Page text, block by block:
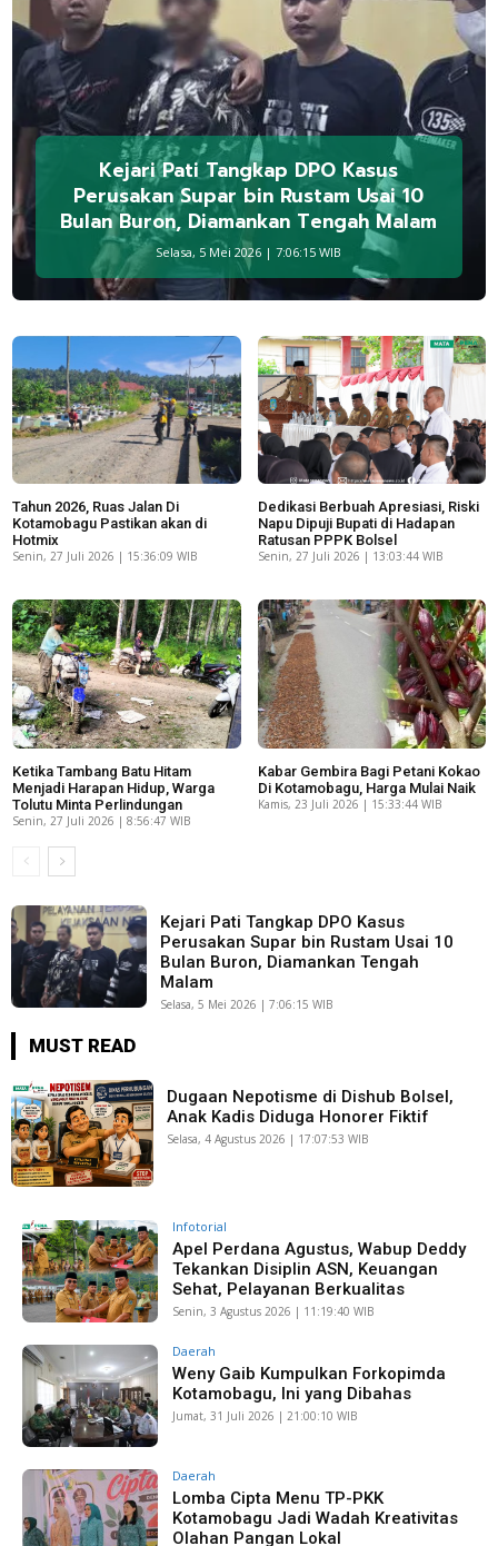
Kejari Pati Tangkap DPO Kasus
Perusakan Supar bin Rustam Usai 10
Bulan Buron, Diamankan Tengah Malam
Selasa, 5 Mei 2026 | 7:06:15 WIB
Tahun 2026, Ruas Jalan Di
Kotamobagu Pastikan akan di
Hotmix
Senin, 27 Juli 2026 | 15:36:09 WIB
Dedikasi Berbuah Apresiasi, Riski
Napu Dipuji Bupati di Hadapan
Ratusan PPPK Bolsel
Senin, 27 Juli 2026 | 13:03:44 WIB
Ketika Tambang Batu Hitam
Menjadi Harapan Hidup, Warga
Tolutu Minta Perlindungan
Senin, 27 Juli 2026 | 8:56:47 WIB
Kabar Gembira Bagi Petani Kokao
Di Kotamobagu, Harga Mulai Naik
Kamis, 23 Juli 2026 | 15:33:44 WIB
Kejari Pati Tangkap DPO Kasus
Perusakan Supar bin Rustam Usai 10
Bulan Buron, Diamankan Tengah
Malam
Selasa, 5 Mei 2026 | 7:06:15 WIB
MUST READ
Dugaan Nepotisme di Dishub Bolsel,
Anak Kadis Diduga Honorer Fiktif
Selasa, 4 Agustus 2026 | 17:07:53 WIB
Infotorial
Apel Perdana Agustus, Wabup Deddy
Tekankan Disiplin ASN, Keuangan
Sehat, Pelayanan Berkualitas
Senin, 3 Agustus 2026 | 11:19:40 WIB
Daerah
Weny Gaib Kumpulkan Forkopimda
Kotamobagu, Ini yang Dibahas
Jumat, 31 Juli 2026 | 21:00:10 WIB
Daerah
Lomba Cipta Menu TP-PKK
Kotamobagu Jadi Wadah Kreativitas
Olahan Pangan Lokal